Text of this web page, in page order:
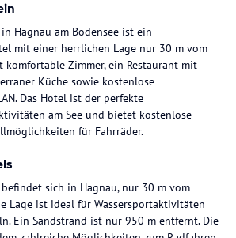
Hagnau am Bodensee ist ein
mit einer herrlichen Lage nur 30 m vom
komfortable Zimmer, ein Restaurant mit
Küche sowie kostenlose
Das Hotel ist der perfekte
am See und bietet kostenlose
für Fahrräder.
befindet sich in Hagnau, nur 30 m vom
Lage ist ideal für Wassersportaktivitäten
Ein Sandstrand ist nur 950 m entfernt. Die